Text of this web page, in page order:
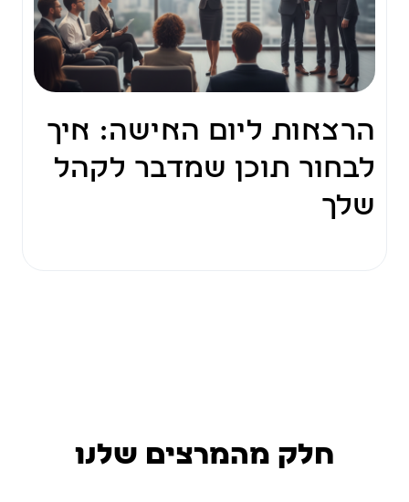
הרצאות ליום האישה: איך
לבחור תוכן שמדבר לקהל
שלך
חלק מהמרצים שלנו